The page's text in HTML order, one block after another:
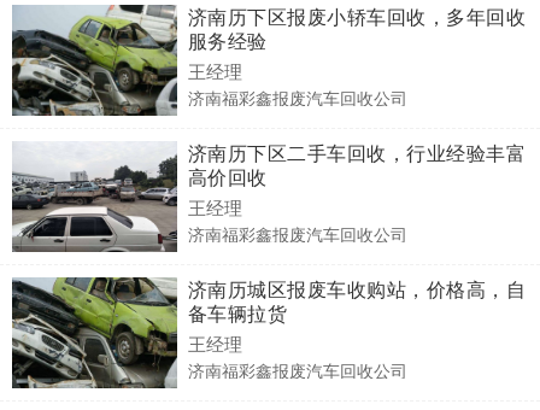
济南历下区报废小轿车回收，多年回收
服务经验
王经理
济南福彩鑫报废汽车回收公司
济南历下区二手车回收，行业经验丰富
高价回收
王经理
济南福彩鑫报废汽车回收公司
济南历城区报废车收购站，价格高，自
备车辆拉货
王经理
济南福彩鑫报废汽车回收公司